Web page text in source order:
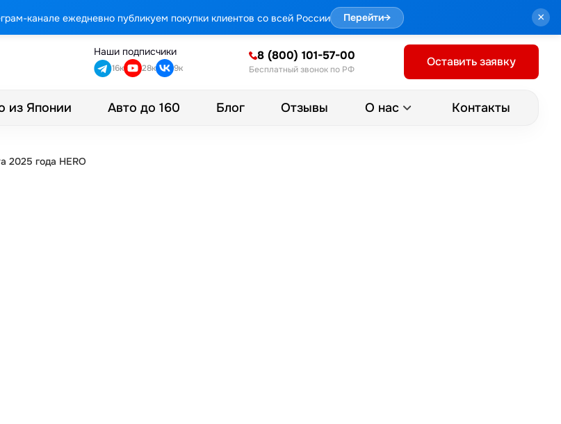
канале ежедневно публикуем покупки клиентов со всей России Перейти→ ×
Наши подписчики
16к 28к 9к
8 (800) 101-57-00
Бесплатный звонок по РФ
Оставить заявку
из Японии Авто до 160 Блог Отзывы О нас Контакты
2025 года HERO